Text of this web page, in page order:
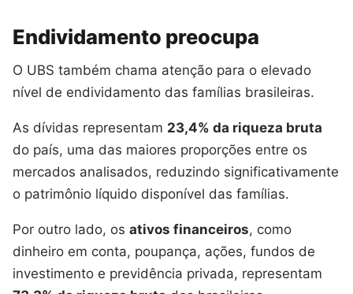
Endividamento preocupa
O UBS também chama atenção para o elevado
nível de endividamento das famílias brasileiras.
As dívidas representam 23,4% da riqueza bruta
do país, uma das maiores proporções entre os
mercados analisados, reduzindo significativamente
o patrimônio líquido disponível das famílias.
Por outro lado, os ativos financeiros, como
dinheiro em conta, poupança, ações, fundos de
investimento e previdência privada, representam